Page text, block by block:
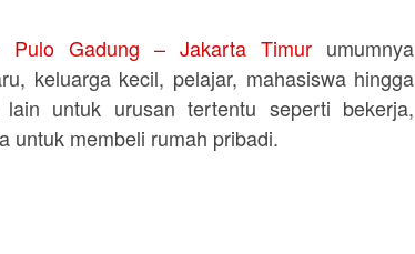
Gadung – Jakarta Timur umumnya
keluarga kecil, pelajar, mahasiswa hingga
untuk urusan tertentu seperti bekerja,
untuk membeli rumah pribadi.